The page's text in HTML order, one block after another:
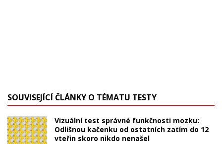
SOUVISEJÍCÍ ČLÁNKY O TÉMATU TESTY
Vizuální test správné funkčnosti mozku:
Odlišnou kačenku od ostatních zatím do 12
vteřin skoro nikdo nenašel